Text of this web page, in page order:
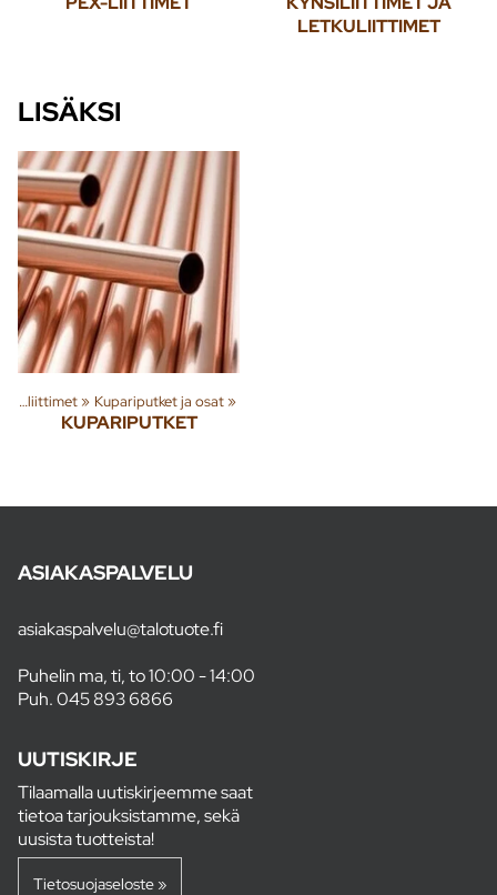
LETKULIITTIMET
LISÄKSI
Putket ja liittimet‪» Kupariputket ja osat‪»
KUPARIPUTKET
ASIAKASPALVELU
asiakaspalvelu@talotuote.fi
Puhelin ma, ti, to 10:00 - 14:00
Puh.045 893 6866
UUTISKIRJE
Tilaamalla uutiskirjeemme saat
tietoa tarjouksistamme, sekä
uusista tuotteista!
Tietosuojaseloste »